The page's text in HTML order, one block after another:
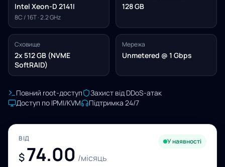
Intel Xeon-D 2141I
8C / 16T · 2.2 GHz
128 GB
Сховище
2x 512 GB (NVME
SoftRAID)
Мережа
Unmetered @ 1 Gbps
Повний root-доступ
Захист від DDoS-атак
Доступ по IPMI/KVM
Підтримка 24/7
ВІД
$74.00 /місяць
У наявності